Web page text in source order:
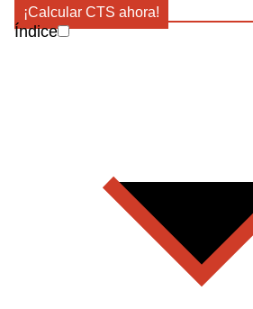
¡Calcular CTS ahora!
Índice